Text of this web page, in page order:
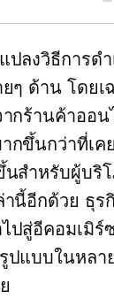
ปลงวิธีการด
ๆ ด้าน โดยเ
กร้านค้าออน
กขึ้นกว่าที่เค
นสำหรับผู้บริ
านี้อีกด้วย ธุร
ปสู่อีคอมเมิร์
ปแบบในหลา